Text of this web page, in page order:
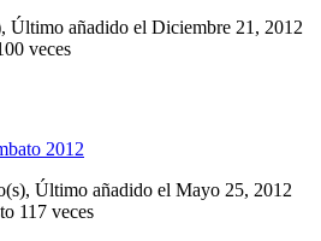
Último añadido el Diciembre 21, 2012
veces
2012
Último añadido el Mayo 25, 2012
117 veces